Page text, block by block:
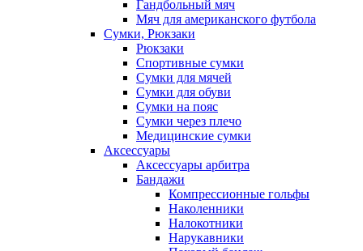
Гандбольный мяч
Мяч для американского футбола
Сумки, Рюкзаки
Рюкзаки
Спортивные сумки
Сумки для мячей
Сумки для обуви
Сумки на пояс
Сумки через плечо
Медицинские сумки
Аксессуары
Аксессуары арбитра
Бандажи
Компрессионные гольфы
Наколенники
Налокотники
Нарукавники